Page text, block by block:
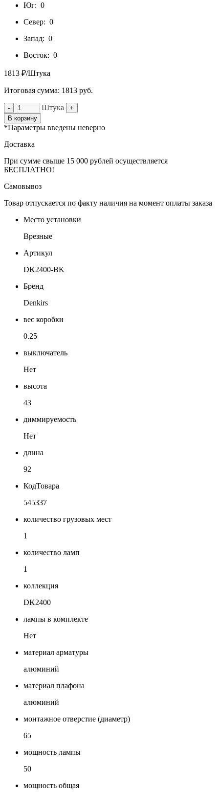
Юг: 0
Север: 0
Запад: 0
Восток: 0
1813 ₽/Штука
Итоговая сумма: 1813 руб.
- Штука
+
В корзину
*Параметры введены неверно
Доставка
При сумме свыше 15 000 рублей осуществляется
БЕСПЛАТНО!
Самовывоз
Товар отпускается по факту наличия на момент оплаты заказа
Место установки
Врезные
Артикул
DK2400-BK
Бренд
Denkirs
вес коробки
0.25
выключатель
Нет
высота
43
диммируемость
Нет
длина
92
КодТовара
545337
количество грузовых мест
1
количество ламп
1
коллекция
DK2400
лампы в комплекте
Нет
материал арматуры
алюминий
материал плафона
алюминий
монтажное отверстие (диаметр)
65
мощность лампы
50
мощность общая